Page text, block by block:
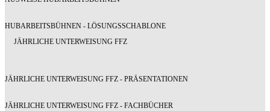
HUBARBEITSBÜHNEN - LÖSUNGSSCHABLONE
JÄHRLICHE UNTERWEISUNG FFZ
JÄHRLICHE UNTERWEISUNG FFZ - PRÄSENTATIONEN
JÄHRLICHE UNTERWEISUNG FFZ - FACHBÜCHER